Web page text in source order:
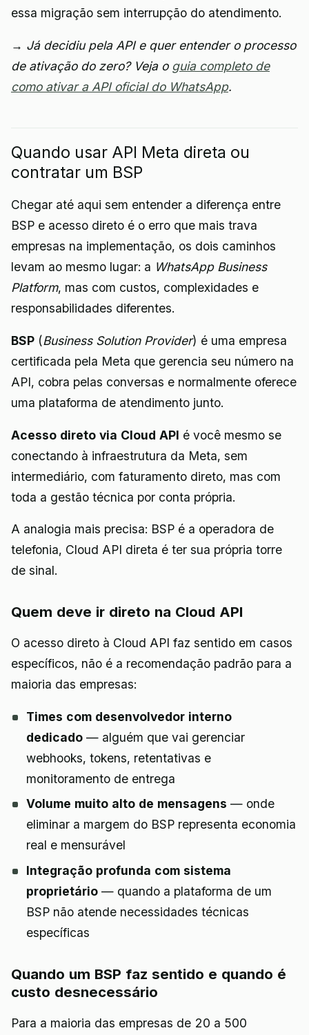
essa migração sem interrupção do atendimento.
→ Já decidiu pela API e quer entender o processo
de ativação do zero? Veja o guia completo de
como ativar a API oficial do WhatsApp.
Quando usar API Meta direta ou
contratar um BSP
Chegar até aqui sem entender a diferença entre
BSP e acesso direto é o erro que mais trava
empresas na implementação, os dois caminhos
levam ao mesmo lugar: a WhatsApp Business
Platform, mas com custos, complexidades e
responsabilidades diferentes.
BSP (Business Solution Provider) é uma empresa
certificada pela Meta que gerencia seu número na
API, cobra pelas conversas e normalmente oferece
uma plataforma de atendimento junto.
Acesso direto via Cloud API é você mesmo se
conectando à infraestrutura da Meta, sem
intermediário, com faturamento direto, mas com
toda a gestão técnica por conta própria.
A analogia mais precisa: BSP é a operadora de
telefonia, Cloud API direta é ter sua própria torre
de sinal.
Quem deve ir direto na Cloud API
O acesso direto à Cloud API faz sentido em casos
específicos, não é a recomendação padrão para a
maioria das empresas:
Times com desenvolvedor interno
dedicado— alguém que vai gerenciar
webhooks, tokens, retentativas e
monitoramento de entrega
Volume muito alto de mensagens — onde
eliminar a margem do BSP representa economia
real e mensurável
Integração profunda com sistema
proprietário— quando a plataforma de um
BSP não atende necessidades técnicas
específicas
Quando um BSP faz sentido e quando é
custo desnecessário
Para a maioria das empresas de 20 a 500